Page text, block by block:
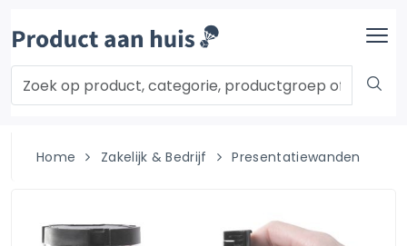
Home Zakelijk & Bedrijf Presentatiewanden